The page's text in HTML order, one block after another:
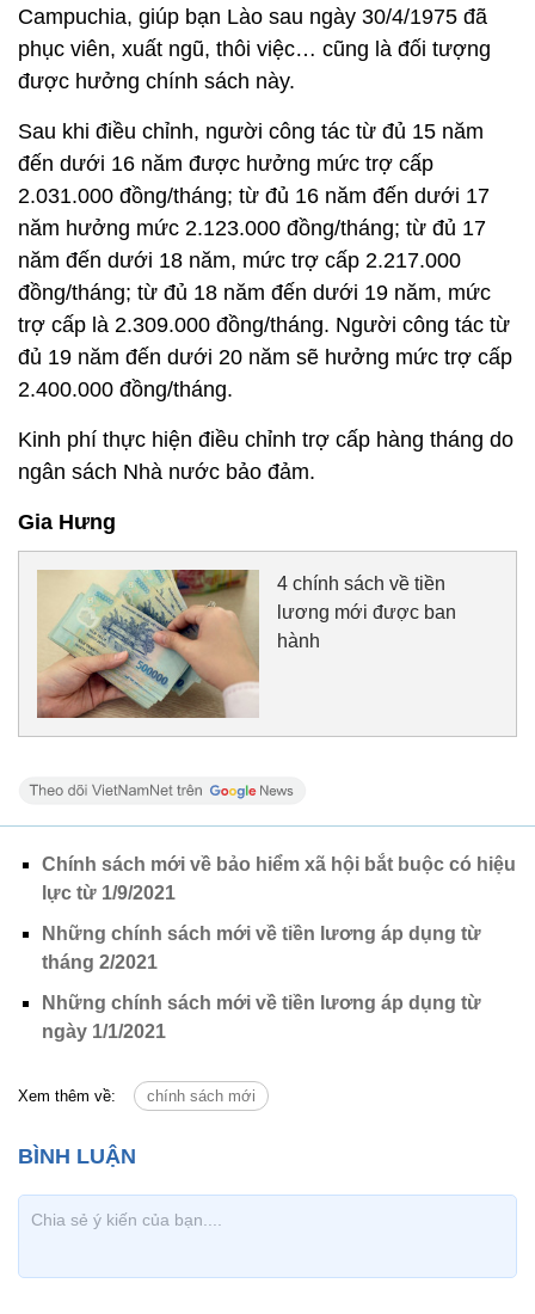
Campuchia, giúp bạn Lào sau ngày 30/4/1975 đã
phục viên, xuất ngũ, thôi việc… cũng là đối tượng
được hưởng chính sách này.
Sau khi điều chỉnh, người công tác từ đủ 15 năm
đến dưới 16 năm được hưởng mức trợ cấp
2.031.000 đồng/tháng; từ đủ 16 năm đến dưới 17
năm hưởng mức 2.123.000 đồng/tháng; từ đủ 17
năm đến dưới 18 năm, mức trợ cấp 2.217.000
đồng/tháng; từ đủ 18 năm đến dưới 19 năm, mức
trợ cấp là 2.309.000 đồng/tháng. Người công tác từ
đủ 19 năm đến dưới 20 năm sẽ hưởng mức trợ cấp
2.400.000 đồng/tháng.
Kinh phí thực hiện điều chỉnh trợ cấp hàng tháng do
ngân sách Nhà nước bảo đảm.
Gia Hưng
4 chính sách về tiền
lương mới được ban
hành
Chính sách mới về bảo hiểm xã hội bắt buộc có hiệu
lực từ 1/9/2021
Những chính sách mới về tiền lương áp dụng từ
tháng 2/2021
Những chính sách mới về tiền lương áp dụng từ
ngày 1/1/2021
Xem thêm về: chính sách mới